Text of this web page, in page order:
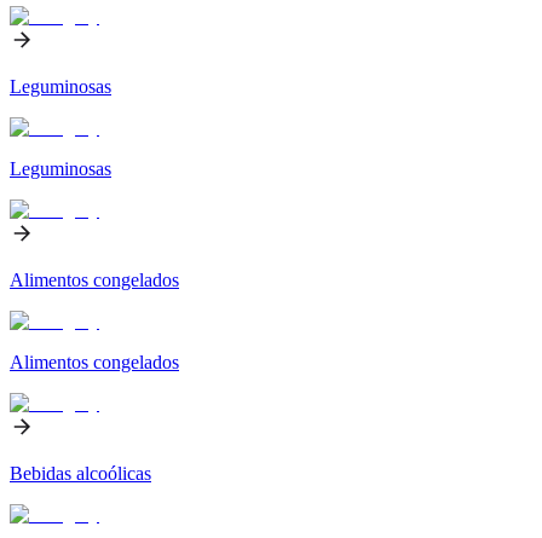
Leguminosas
Leguminosas
Alimentos congelados
Alimentos congelados
Bebidas alcoólicas